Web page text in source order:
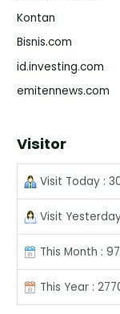
Kontan
Bisnis.com
id.investing.com
emitennews.com
Visitor
Visit Today :
Visit
This Month :
This Year :